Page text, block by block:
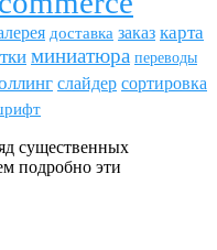
доставка заказ карта
миниатюра переводы
слайдер сортировка
существенных
подробно эти